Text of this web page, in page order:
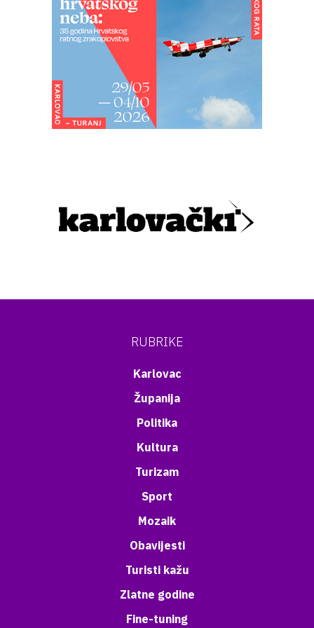
RUBRIKE
Karlovac
Županija
Politika
Kultura
Turizam
Sport
Mozaik
Obavijesti
Turisti kažu
Zlatne godine
Fine-tuning